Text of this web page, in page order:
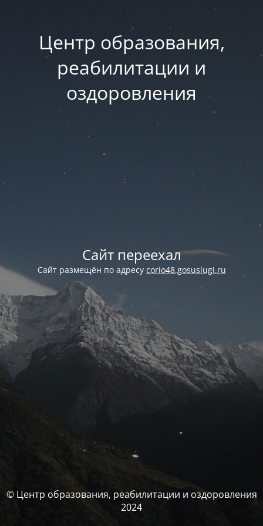
Центр образования,
реабилитации и
оздоровления
Сайт переехал
Сайт размещён по адресу corio48.gosuslugi.ru
© Центр образования, реабилитации и оздоровления
2024